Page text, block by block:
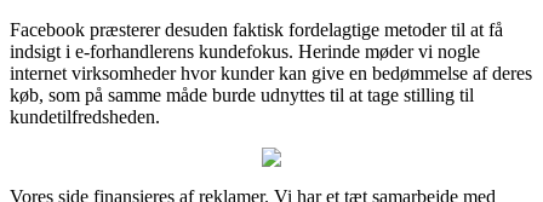
Facebook præsterer desuden faktisk fordelagtige metoder til at få
indsigt i e-forhandlerens kundefokus. Herinde møder vi nogle
internet virksomheder hvor kunder kan give en bedømmelse af deres
køb, som på samme måde burde udnyttes til at tage stilling til
kundetilfredsheden.
Vores side finansieres af reklamer. Vi har et tæt samarbejde med